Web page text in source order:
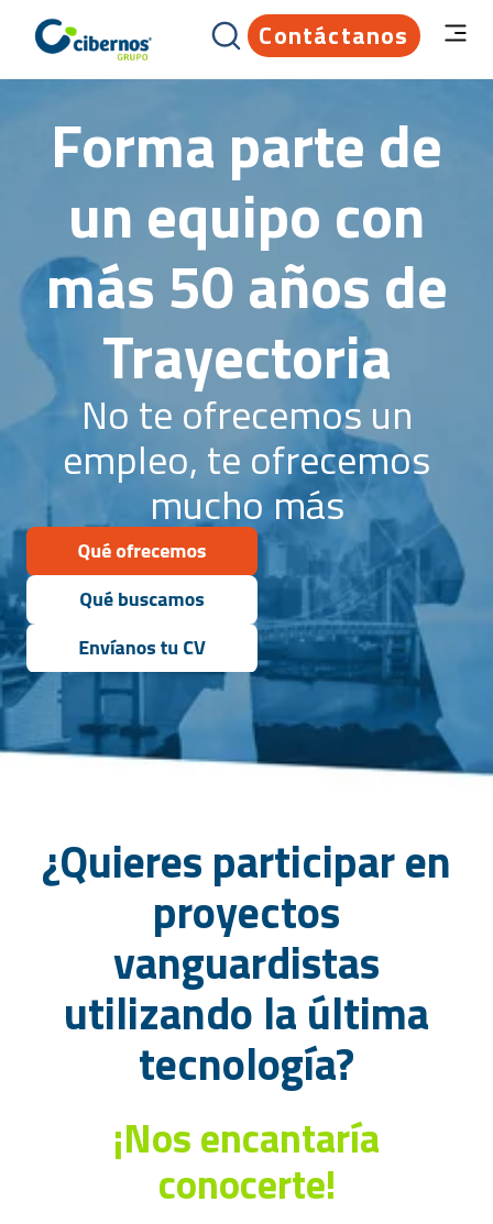
Contáctanos
Forma parte de
un equipo con
más 50 años de
Trayectoria
No te ofrecemos un
empleo, te ofrecemos
mucho más
¿Quieres participar en
proyectos
vanguardistas
utilizando la última
tecnología?
¡Nos encantaría
conocerte!